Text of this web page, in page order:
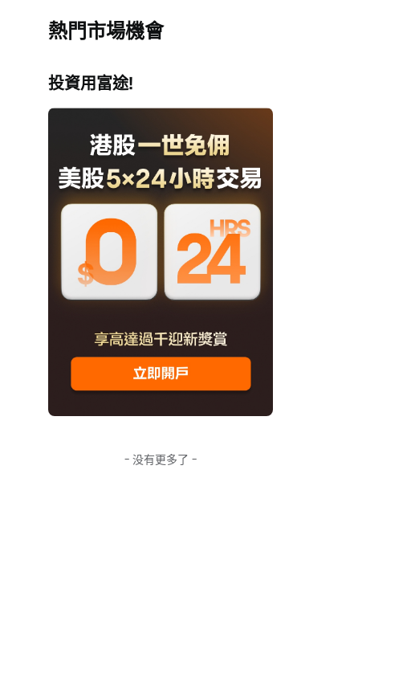
熱門市場機會
投資用富途!
- 没有更多了 -